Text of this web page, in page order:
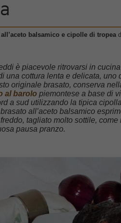
all’aceto balsamico e cipolle di tropea
è piacevole ritrovarsi in
una cottura lenta e delicata, uno
originale brasato, conserva
al barolo piemontese a base di
a sud utilizzando la tipica
all’aceto balsamico
tagliato molto sottile,
pausa pranzo.